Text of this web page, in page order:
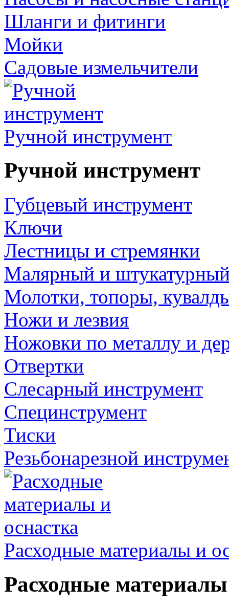
Шланги и фитинги
Мойки
Садовые измельчители
Ручной инструмент
Ручной инструмент
Губцевый инструмент
Ключи
Лестницы и стремянки
Малярный и
Молотки, топоры,
Ножи и лезвия
Ножовки по металлу и
Отвертки
Слесарный инструмент
Специнструмент
Тиски
Резьбонарезной
Расходные материалы и
Расходные